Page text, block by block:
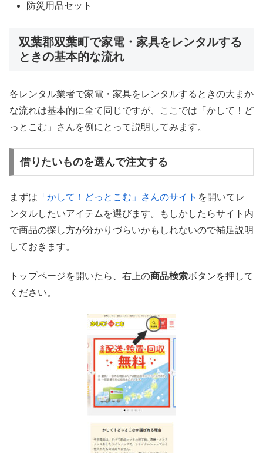
防災用品セット
双葉郡双葉町で家電・家具をレンタルする
ときの基本的な流れ
各レンタル業者で家電・家具をレンタルするときの大まか
な流れは基本的に全て同じですが、ここでは「かして！ど
っとこむ」さんを例にとって説明してみます。
借りたいものを選んで注文する
まずは 「かして！どっとこむ」さんのサイト を開いてレ
ンタルしたいアイテムを選びます。もしかしたらサイト内
で商品の探し方が分かりづらいかもしれないので補足説明
しておきます。
トップページを開いたら、右上の商品検索ボタンを押して
ください。